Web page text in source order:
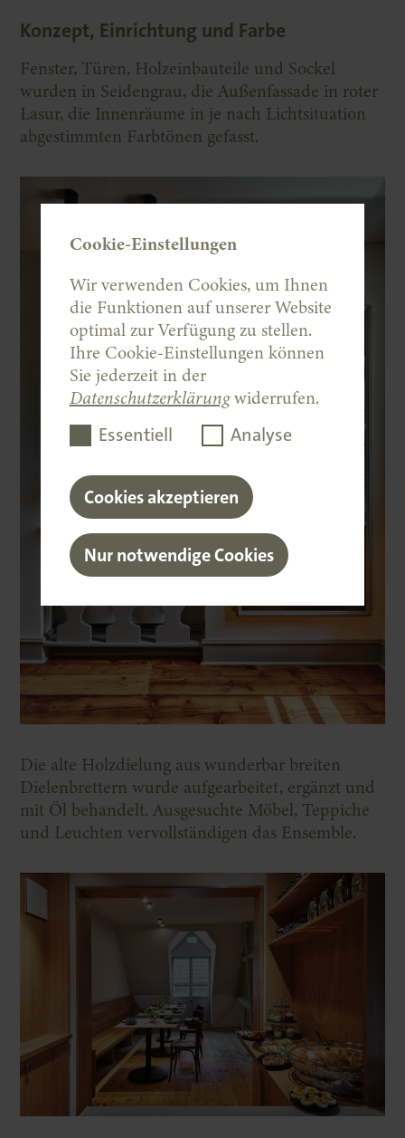
Konzept, Einrichtung und Farbe
Fenster, Türen, Holzeinbauteile und Sockel
wurden in Seidengrau, die Außenfassade in roter
Lasur, die Innenräume in je nach Lichtsituation
abgestimmten Farbtönen gefasst.
Die alte Holzdielung aus wunderbar breiten
Dielenbrettern wurde aufgearbeitet, ergänzt und
mit Öl behandelt. Ausgesuchte Möbel, Teppiche
und Leuchten vervollständigen das Ensemble.
Cookie-Einstellungen
Wir verwenden Cookies, um Ihnen
die Funktionen auf unserer Website
optimal zur Verfügung zu stellen.
Ihre Cookie-Einstellungen können
Sie jederzeit in der
Datenschutzerklärungwiderrufen.
Essentiell Analyse
Cookies akzeptieren
Nur notwendige Cookies